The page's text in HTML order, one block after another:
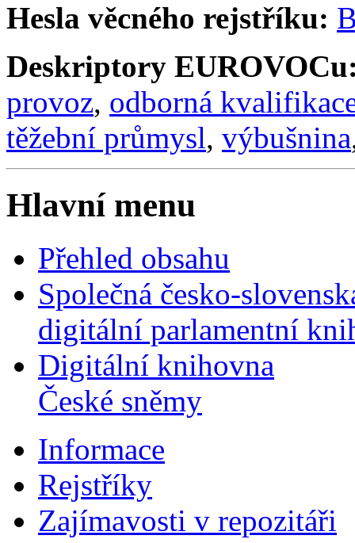
Hesla věcného rejstříku:
Deskriptory
provoz, odborná
těžební průmysl, výbušnina
Hlavní menu
Přehled obsahu
Společná česko-
digitální parlamentní
Digitální knihovna
České sněmy
Informace
Rejstříky
Zajímavosti v repozitáři